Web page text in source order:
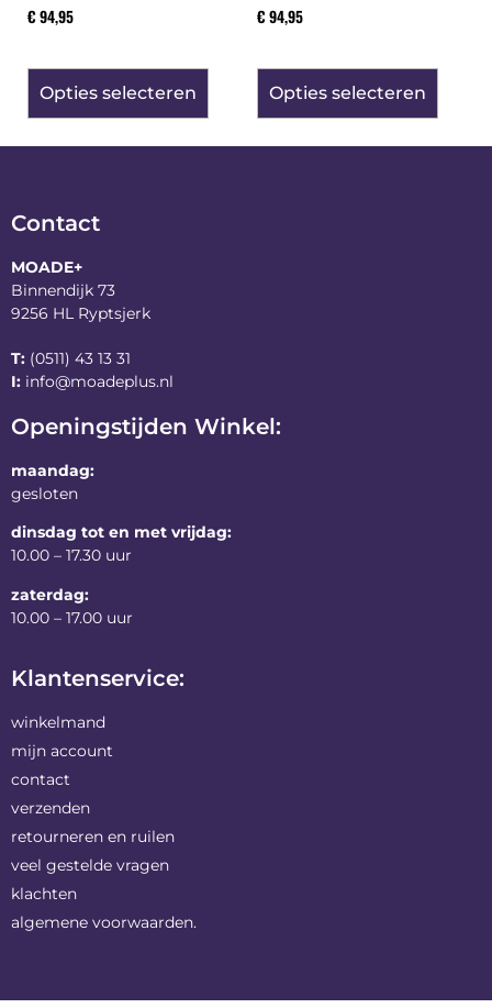
€ 94,95
Opties selecteren
€ 94,95
Opties selecteren
Contact
MOADE+
Binnendijk 73
9256 HL Ryptsjerk
T: (0511) 43 13 31
I: info@moadeplus.nl
Openingstijden Winkel:
maandag:
gesloten
dinsdag tot en met vrijdag:
10.00 – 17.30 uur
zaterdag:
10.00 – 17.00 uur
Klantenservice:
winkelmand
mijn account
contact
verzenden
retourneren en ruilen
veel gestelde vragen
klachten
algemene voorwaarden.